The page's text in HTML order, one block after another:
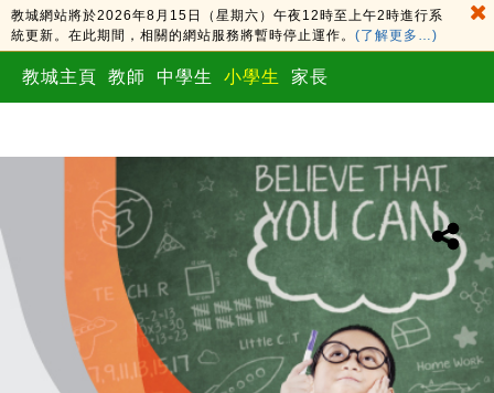
教城網站將於2026年8月15日（星期六）午夜12時至上午2時進行系
統更新。在此期間，相關的網站服務將暫時停止運作。 (了解更多…)
教城主頁 教師 中學生 小學生 家長